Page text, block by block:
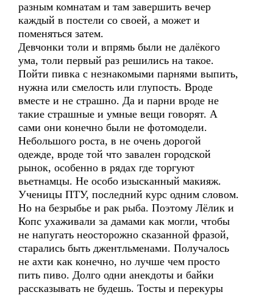
разным комнатам и там завершить вечер
каждый в постели со своей, а может и
поменяться затем.
Девчонки толи и впрямь были не далёкого
ума, толи первый раз решились на такое.
Пойти пивка с незнакомыми парнями выпить,
нужна или смелость или глупость. Вроде
вместе и не страшно. Да и парни вроде не
такие страшные и умные вещи говорят. А
сами они конечно были не фотомодели.
Небольшого роста, в не очень дорогой
одежде, вроде той что завален городской
рынок, особенно в рядах где торгуют
вьетнамцы. Не особо изысканный макияж.
Ученицы ПТУ, последний курс одним словом.
Но на безрыбье и рак рыба. Поэтому Лёлик и
Копс ухаживали за дамами как могли, чтобы
не напугать неосторожно сказанной фразой,
старались быть джентльменами. Получалось
не ахти как конечно, но лучше чем просто
пить пиво. Долго одни анекдоты и байки
рассказывать не будешь. Тосты и перекуры